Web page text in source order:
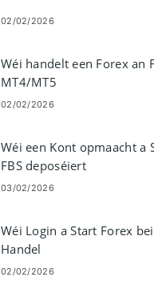
02/02/2026
Wéi handelt een Forex an
MT4/MT5
02/02/2026
Wéi een Kont opmaacht a
FBS deposéiert
03/02/2026
Wéi Login a Start Forex bei
Handel
02/02/2026